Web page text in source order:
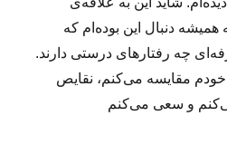
دنبال این بوده‌ام که
چه رفتارهای درستی دارند.
خودم مقایسه می‌کنم، نقایص
و سعی می‌کنم